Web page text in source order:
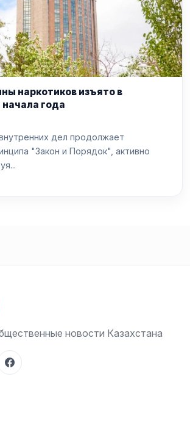
наркотиков изъято в
начала года
дел продолжает
"Закон и Порядок", активно
новости Казахстана